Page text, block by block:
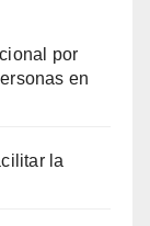
por
en
la